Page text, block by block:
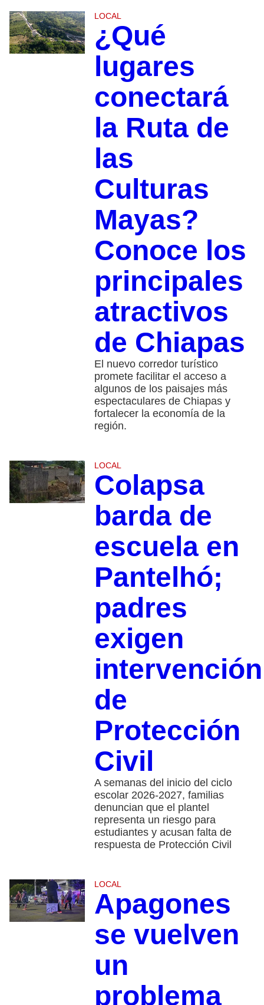
LOCAL
¿Qué
lugares
conectará
la Ruta de
las
Culturas
Mayas?
Conoce los
principales
atractivos
de Chiapas
El nuevo corredor turístico
promete facilitar el acceso a
algunos de los paisajes más
espectaculares de Chiapas y
fortalecer la economía de la
región.
LOCAL
Colapsa
barda de
escuela en
Pantelhó;
padres
exigen
intervención
de
Protección
Civil
A semanas del inicio del ciclo
escolar 2026-2027, familias
denuncian que el plantel
representa un riesgo para
estudiantes y acusan falta de
respuesta de Protección Civil
LOCAL
Apagones
se vuelven
un
problema